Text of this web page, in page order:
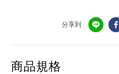
分享到
商品規格